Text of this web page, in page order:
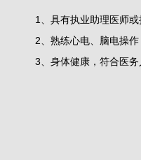
1、具有执业助理医师
2、熟练心电、脑电操
3、身体健康，符合医